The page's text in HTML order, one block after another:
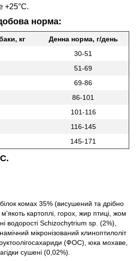
+25°C.
норма:
кг
Денна норма, г/день
30-51
51-69
69-86
86-101
101-116
116-145
145-171
комах 35% (висушений та дрібно
картоплі, горох, жир птиці, жом
водорості Schizochytrium sp. (2%),
мікронізований клиноптилоліт
(ФОС), юка мохаве,
сушені (0,02%).